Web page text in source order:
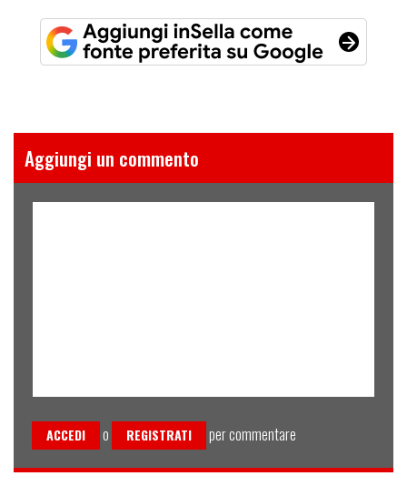
Aggiungi un commento
ACCEDI o REGISTRATI per commentare